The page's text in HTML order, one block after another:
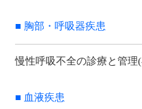
■ 胸部・呼吸器疾患
慢性呼吸不全の診療と管理
■ 血液疾患